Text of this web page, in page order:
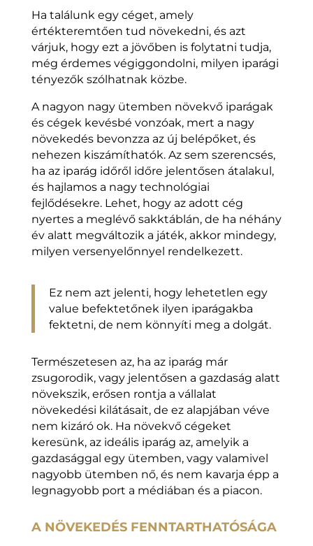
Ha találunk egy céget, amely
értékteremtően tud növekedni, és azt
várjuk, hogy ezt a jövőben is folytatni tudja,
még érdemes végiggondolni, milyen iparági
tényezők szólhatnak közbe.
A nagyon nagy ütemben növekvő iparágak
és cégek kevésbé vonzóak, mert a nagy
növekedés bevonzza az új belépőket, és
nehezen kiszámíthatók. Az sem szerencsés,
ha az iparág időről időre jelentősen átalakul,
és hajlamos a nagy technológiai
fejlődésekre. Lehet, hogy az adott cég
nyertes a meglévő sakktáblán, de ha néhány
év alatt megváltozik a játék, akkor mindegy,
milyen versenyelőnnyel rendelkezett.
Ez nem azt jelenti, hogy lehetetlen egy
value befektetőnek ilyen iparágakba
fektetni, de nem könnyíti meg a dolgát.
Természetesen az, ha az iparág már
zsugorodik, vagy jelentősen a gazdaság alatt
növekszik, erősen rontja a vállalat
növekedési kilátásait, de ez alapjában véve
nem kizáró ok. Ha növekvő cégeket
keresünk, az ideális iparág az, amelyik a
gazdasággal egy ütemben, vagy valamivel
nagyobb ütemben nő, és nem kavarja épp a
legnagyobb port a médiában és a piacon.
A NÖVEKEDÉS FENNTARTHATÓSÁGA